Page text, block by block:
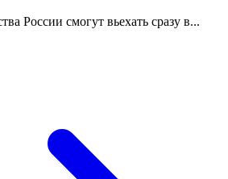
России смогут вьехать сразу в...